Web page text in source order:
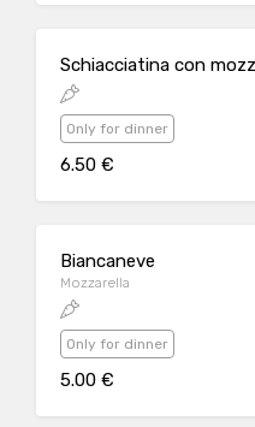
Schiacciatina con
Only for dinner
6.50 €
Biancaneve
Mozzarella
Only for dinner
5.00 €